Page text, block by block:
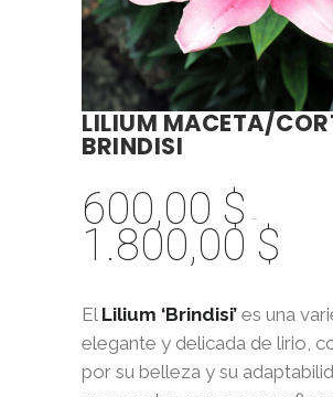
LILIUM MACETA/
BRINDISI
600,00 $ -
1.800,00 $
precios:
desde
hasta
El Lilium ‘Brindisi’ es una
elegante y delicada de lirio,
por su belleza y su